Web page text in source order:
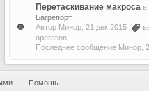
Перетаскивание макроса в
Багрепорт
Автор Минор , 21 дек 2015
operation
Последнее сообщение Минор
Помощь